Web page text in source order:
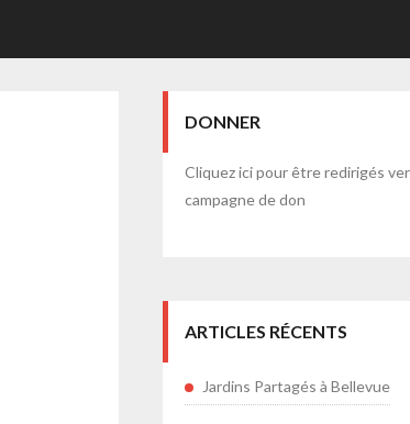
DONNER
Cliquez ici pour être redirigés
campagne de don
ARTICLES RÉCENTS
Jardins Partagés à Bellevue